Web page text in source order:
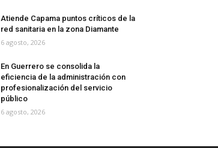
Atiende Capama puntos críticos de la
red sanitaria en la zona Diamante
6 agosto, 2026
En Guerrero se consolida la
eficiencia de la administración con
profesionalización del servicio
público
6 agosto, 2026